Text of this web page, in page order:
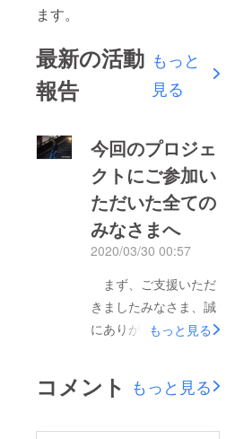
ます。
最新の活動
報告
もっと
見る
今回のプロジェ
クトにご参加い
ただいた全ての
みなさまへ
2020/03/30 00:57
まず、ご支援いただ
きましたみなさま、誠
にありがとうございま
そった形でプロジェク
トを成功することがで
もっと見る
コメント もっと見る